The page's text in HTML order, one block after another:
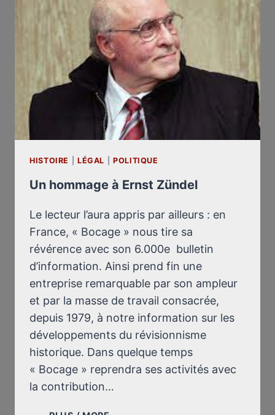
ANNOUNCES
THE
DEATH
OF
ERNST
ZÜNDEL
HISTOIRE LÉGAL POLITIQUE
Un hommage à Ernst Zündel
Le lecteur l’aura appris par ailleurs : en
France, « Bocage » nous tire sa
révérence avec son 6.000e bulletin
d’information. Ainsi prend fin une
entreprise remarquable par son ampleur
et par la masse de travail consacrée,
depuis 1979, à notre information sur les
développements du révisionnisme
historique. Dans quelque temps
« Bocage » reprendra ses activités avec
la contribution…